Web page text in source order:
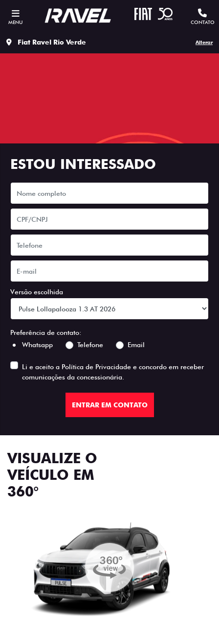
MENU CONTATO
Fiat Ravel Rio Verde Alterar
ESTOU INTERESSADO
Versão escolhida
Preferência de contato:
Whatsapp
Telefone Email
Li e aceito a Política de Privacidade e concordo em receber
comunicações da concessionária.
ENTRAR EM CONTATO
VISUALIZE O
VEÍCULO EM
360°